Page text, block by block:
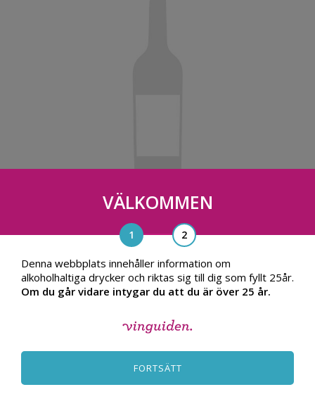
Bonnes Mares Grand Cru Louis Jadot
2013, Frankrike
2,295.00
kr
TILL PRODUKT
VÄLKOMMEN
Denna webbplats innehåller information om
alkoholhaltiga drycker och riktas sig till dig som fyllt 25år.
Om du går vidare intygar du att du är över 25 år.
FORTSÄTT